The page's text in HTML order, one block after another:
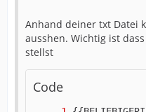
Anhand deiner txt Datei
ausshen. Wichtig ist
stellst
Code